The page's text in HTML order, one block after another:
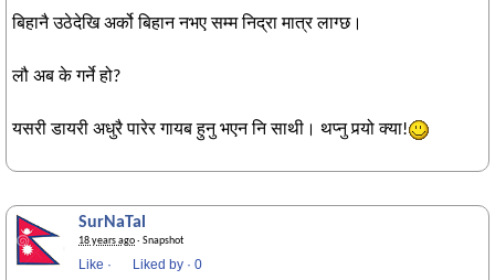
बिहानै उठेदेखि अर्को बिहान नभए सम्म निद्रा मात्र लाग्छ।
लौ अब के गर्ने हो?
यसरी डायरी अधुरै पारेर गायब हुनु भएन नि साथी। थप्नु पर्‍यो क्या!
SurNaTal
18 years ago· Snapshot
Like · Liked by · 0